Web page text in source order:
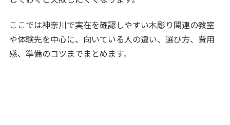
ここでは神奈川で実在を確認しやすい木彫り関連の教室
や体験先を中心に、向いている人の違い、選び方、費用
感、準備のコツまでまとめます。